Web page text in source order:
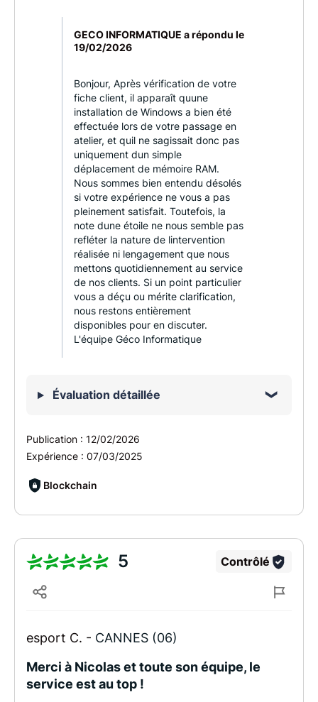
GECO INFORMATIQUE a répondu le
19/02/2026
Bonjour, Après vérification de votre
fiche client, il apparaît quune
installation de Windows a bien été
effectuée lors de votre passage en
atelier, et quil ne sagissait donc pas
uniquement dun simple
déplacement de mémoire RAM.
Nous sommes bien entendu désolés
si votre expérience ne vous a pas
pleinement satisfait. Toutefois, la
note dune étoile ne nous semble pas
refléter la nature de lintervention
réalisée ni lengagement que nous
mettons quotidiennement au service
de nos clients. Si un point particulier
vous a déçu ou mérite clarification,
nous restons entièrement
disponibles pour en discuter.
L'équipe Géco Informatique
Évaluation détaillée
Publication : 12/02/2026
Expérience : 07/03/2025
Blockchain
5 Contrôlé
esport C. - CANNES (06)
Merci à Nicolas et toute son équipe, le
service est au top !